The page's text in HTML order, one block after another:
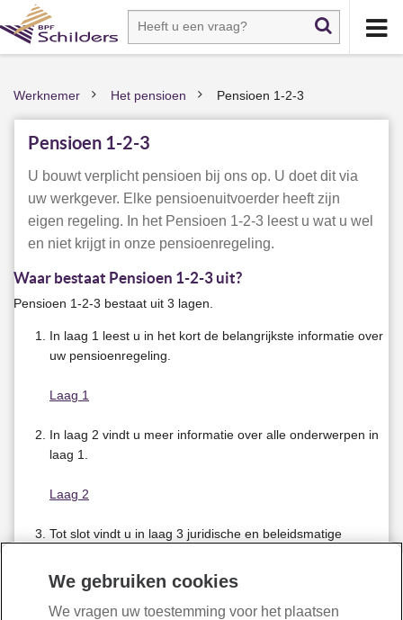
Werknemer
Het pensioen
Pensioen 1-2-3
Pensioen 1-2-3
U bouwt verplicht pensioen bij ons op. U doet dit via
uw werkgever. Elke pensioenuitvoerder heeft zijn
eigen regeling. In het Pensioen 1-2-3 leest u wat u wel
en niet krijgt in onze pensioenregeling.
Waar bestaat Pensioen 1-2-3 uit?
Pensioen 1-2-3 bestaat uit 3 lagen.
In laag 1 leest u in het kort de belangrijkste informatie over
uw pensioenregeling.
Laag 1
In laag 2 vindt u meer informatie over alle onderwerpen in
laag 1.
Laag 2
Tot slot vindt u in laag 3 juridische en beleidsmatige
We gebruiken cookies
We vragen uw toestemming voor het plaatsen